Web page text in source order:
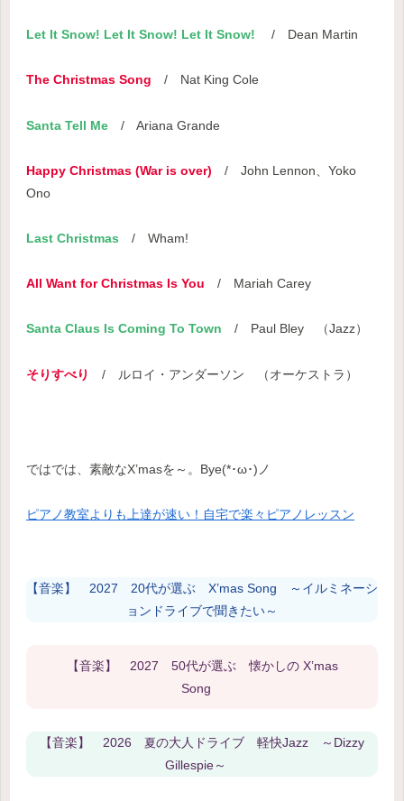
Let It Snow! Let It Snow! Let It Snow! / Dean Martin
The Christmas Song / Nat King Cole
Santa Tell Me / Ariana Grande
Happy Christmas (War is over) / John Lennon、Yoko
Ono
Last Christmas / Wham!
All Want for Christmas Is You / Mariah Carey
Santa Claus Is Coming To Town / Paul Bley （Jazz）
そりすべり / ルロイ・アンダーソン （オーケストラ）
ではでは、素敵なX’masを～。Bye(*･ω･)ノ
ピアノ教室よりも上達が速い！自宅で楽々ピアノレッスン
【音楽】 2027 20代が選ぶ X’mas Song ～イルミネーシ
ョンドライブで聞きたい～
【音楽】 2027 50代が選ぶ 懐かしの X’mas
Song
【音楽】 2026 夏の大人ドライブ 軽快Jazz ～Dizzy
Gillespie～